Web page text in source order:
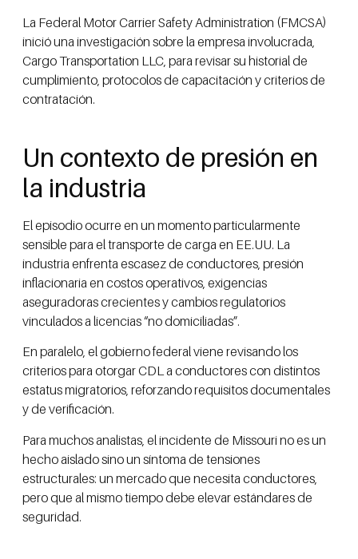
La Federal Motor Carrier Safety Administration (FMCSA)
inició una investigación sobre la empresa involucrada,
Cargo Transportation LLC, para revisar su historial de
cumplimiento, protocolos de capacitación y criterios de
contratación.
Un contexto de presión en
la industria
El episodio ocurre en un momento particularmente
sensible para el transporte de carga en EE.UU. La
industria enfrenta escasez de conductores, presión
inflacionaria en costos operativos, exigencias
aseguradoras crecientes y cambios regulatorios
vinculados a licencias “no domiciliadas”.
En paralelo, el gobierno federal viene revisando los
criterios para otorgar CDL a conductores con distintos
estatus migratorios, reforzando requisitos documentales
y de verificación.
Para muchos analistas, el incidente de Missouri no es un
hecho aislado sino un síntoma de tensiones
estructurales: un mercado que necesita conductores,
pero que al mismo tiempo debe elevar estándares de
seguridad.